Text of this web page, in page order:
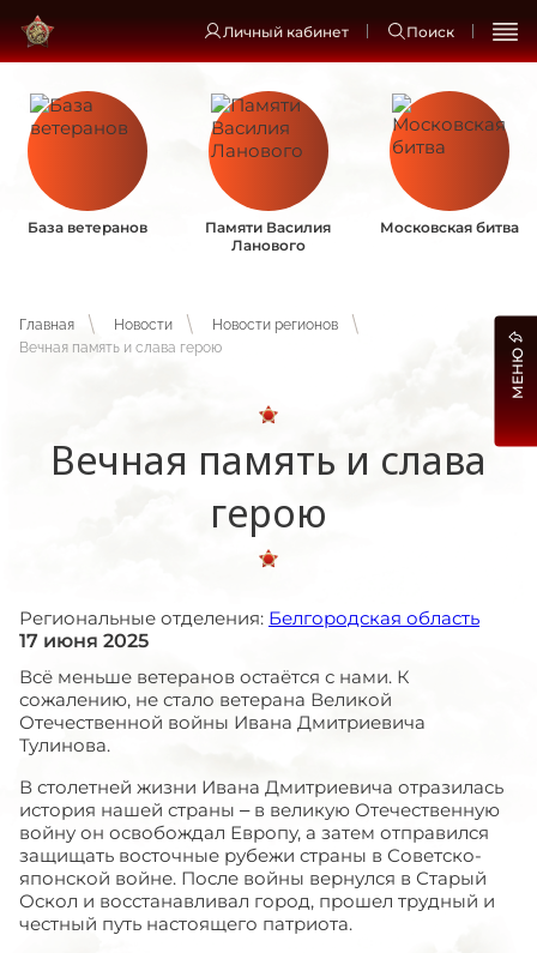
Личный кабинет Поиск
База ветеранов
Памяти Василия
Ланового
Московская битва
Главная Новости
Новости регионов
Вечная память и слава герою
Вечная память и слава
герою
Региональные отделения: Белгородская область
17 июня 2025
Всё меньше ветеранов остаётся с нами. К
сожалению, не стало ветерана Великой
Отечественной войны Ивана Дмитриевича
Тулинова.
В столетней жизни Ивана Дмитриевича отразилась
история нашей страны – в великую Отечественную
войну он освобождал Европу, а затем отправился
защищать восточные рубежи страны в Советско-
японской войне. После войны вернулся в Старый
Оскол и восстанавливал город, прошел трудный и
честный путь настоящего патриота.
МЕНЮ